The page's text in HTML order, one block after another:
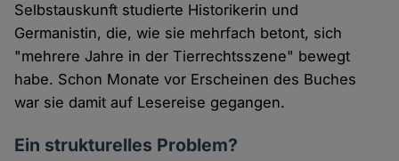
Selbstauskunft studierte Historikerin und
Germanistin, die, wie sie mehrfach betont, sich
"mehrere Jahre in der Tierrechtsszene" bewegt
habe. Schon Monate vor Erscheinen des Buches
war sie damit auf Lesereise gegangen.
Ein strukturelles Problem?